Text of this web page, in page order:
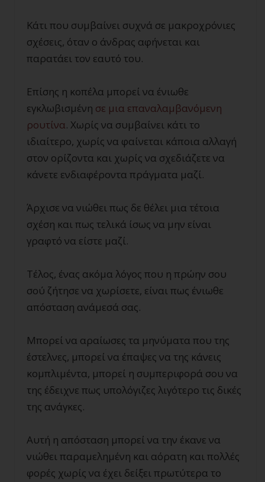
Κάτι που συμβαίνει συχνά σε μακροχρόνιες
σχέσεις, όταν ο άνδρας αφήνεται και
παρατάει τον εαυτό του.
Επίσης η κοπέλα μπορεί να ένιωθε
εγκλωβισμένη σε μια επαναλαμβανόμενη
ρουτίνα. Χωρίς να συμβαίνει κάτι το
ιδιαίτερο, χωρίς να φαίνεται κάποια αλλαγή
στον ορίζοντα και χωρίς να σχεδιάζετε να
κάνετε ενδιαφέροντα πράγματα μαζί.
Άρχισε να νιώθει πως δε θέλει μια τέτοια
σχέση και πως τελικά ίσως να μην είναι
γραφτό να είστε μαζί.
Τέλος, ένας ακόμα λόγος που η πρώην σου
σού ζήτησε να χωρίσετε, είναι πως ένιωθε
απόσταση ανάμεσά σας.
Μπορεί να αραίωσες τα μηνύματα που της
έστελνες, μπορεί να έπαψες να της κάνεις
κομπλιμέντα, μπορεί η συμπεριφορά σου να
της έδειχνε πως υπολόγιζες λιγότερο τις δικές
της ανάγκες.
Αυτή η απόσταση μπορεί να την έκανε να
νιώθει παραμελημένη και αόρατη και πολλές
φορές χωρίς να έχει δείξει πρωτύτερα το